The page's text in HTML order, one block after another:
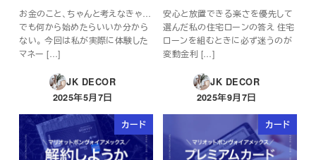
お金のこと、ちゃんと考えなきゃ…
でも何から始めたらいいか分から
ない。 今回は私が実際に体験した
マネー […]
JK DECOR
投稿日
2025年5月7日
安心と放置できる楽さを優先して
選んだ私の住宅ローンの答え 住宅
ローンを組むときに必ず迷うのが
変動金利 […]
JK DECOR
投稿日
2025年9月7日
カード カード